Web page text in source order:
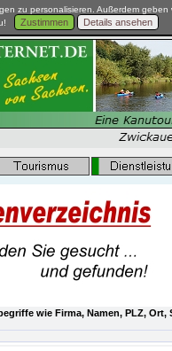
zu personalisieren. Außerdem
Zustimmen Details ansehen
wie Firma, Namen, PLZ, Ort,